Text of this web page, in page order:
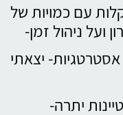
עם כמויות של
ועל ניהול זמן-
יצאתי
יתרה-